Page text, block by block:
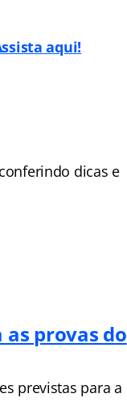
aqui!
dicas e
provas do
previstas para a